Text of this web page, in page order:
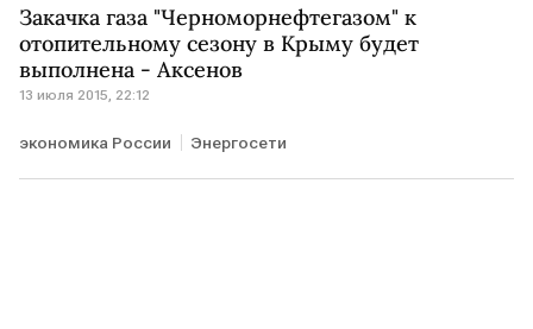
Закачка газа "Черноморнефтегазом" к
отопительному сезону в Крыму будет
выполнена - Аксенов
13 июля 2015, 22:12
экономика России Энергосети